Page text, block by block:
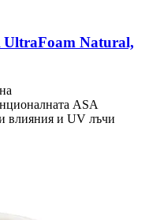
UltraFoam Natural,
ASA
влияния и UV лъчи